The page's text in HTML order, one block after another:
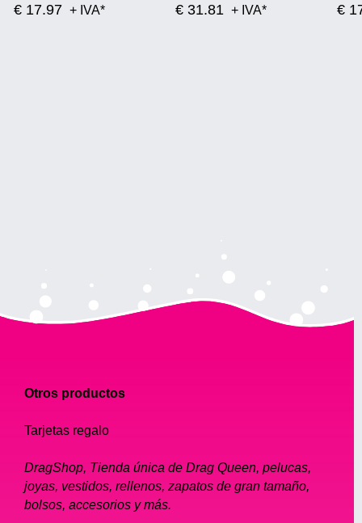
€ 17.97 + IVA* € 31.81 + IVA* €
Otros productos
Tarjetas regalo
DragShop, Tienda única de Drag Queen, pelucas,
joyas, vestidos, rellenos, zapatos de gran tamaño,
bolsos, accesorios y más.